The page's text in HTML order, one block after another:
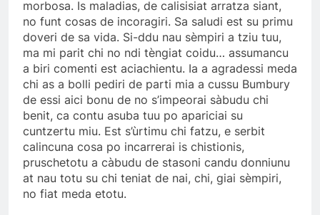
morbosa. Is maladias, de calisisiat arratza siant,
no funt cosas de incoragiri. Sa saludi est su primu
doveri de sa vida. Si-ddu nau sèmpiri a tziu tuu,
ma mi parit chi no ndi tèngiat coidu… assumancu
a biri comenti est aciachientu. Ia a agradessi meda
chi as a bolli pediri de parti mia a cussu Bumbury
de essi aici bonu de no s’impeorai sàbudu chi
benit, ca contu asuba tuu po apariciai su
cuntzertu miu. Est s’ùrtimu chi fatzu, e serbit
calincuna cosa po incarrerai is chistionis,
pruschetotu a càbudu de stasoni candu donniunu
at nau totu su chi teniat de nai, chi, giai sèmpiri,
no fiat meda etotu.